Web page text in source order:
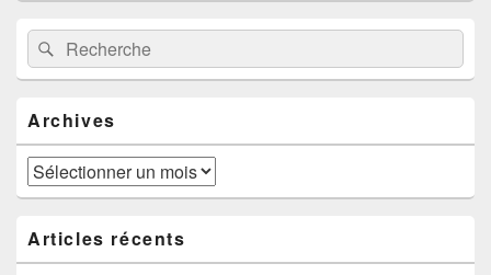
Zone
principale
de
widget
barre
latérale
Recherche :Rechercher
Archives
Archives
Articles récents